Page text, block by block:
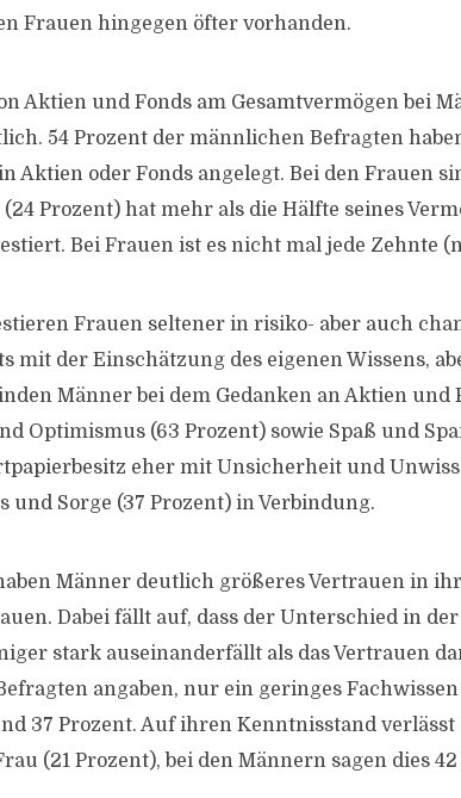
Frauen hingegen öfter vorhanden.
Aktien und Fonds am Gesamtvermögen bei
54 Prozent der männlichen Befragten
Aktien oder Fonds angelegt. Bei den Frauen
Prozent) hat mehr als die Hälfte seines
Bei Frauen ist es nicht mal jede Zehnte
Frauen seltener in risiko- aber auch
mit der Einschätzung des eigenen Wissens,
Männer bei dem Gedanken an Aktien und
Optimismus (63 Prozent) sowie Spaß und
eher mit Unsicherheit und
und Sorge (37 Prozent) in Verbindung.
Männer deutlich größeres Vertrauen in
Dabei fällt auf, dass der Unterschied in
stark auseinanderfällt als das Vertrauen
angaben, nur ein geringes
37 Prozent. Auf ihren Kenntnisstand
(21 Prozent), bei den Männern sagen dies